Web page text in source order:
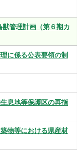
管理計画（第６期カ
に係る公表要領の制
息地等保護区の再指
物等における県産材